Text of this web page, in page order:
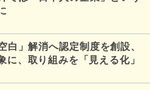
白」解消へ認定制度を創設、
に、取り組みを「見える化」